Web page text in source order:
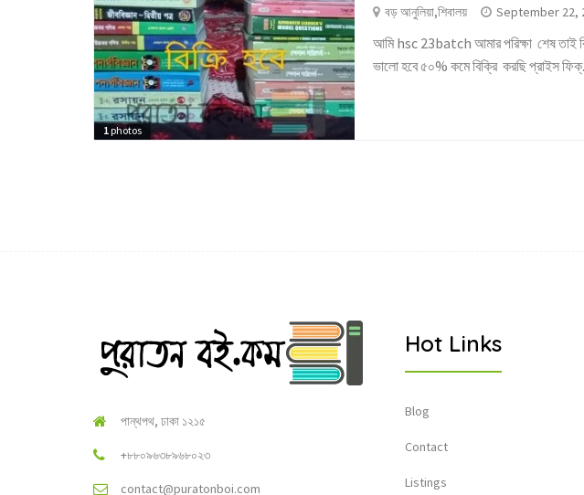
1photos
বড় আনুলিয়া,শিবালয় September 22,
আমি hsc 23batch আমার পরিক্ষা শেষ তাই
ভালো হবে ৫০% কমে বিক্রি করছি প্রাইস
পান্থপথ, ঢাকা ১২১৫
+৮৮০৯৬৩৮৯৬৮০২৩
contact@puratonboi.com
Hot Links
Blog
Contact
Listings